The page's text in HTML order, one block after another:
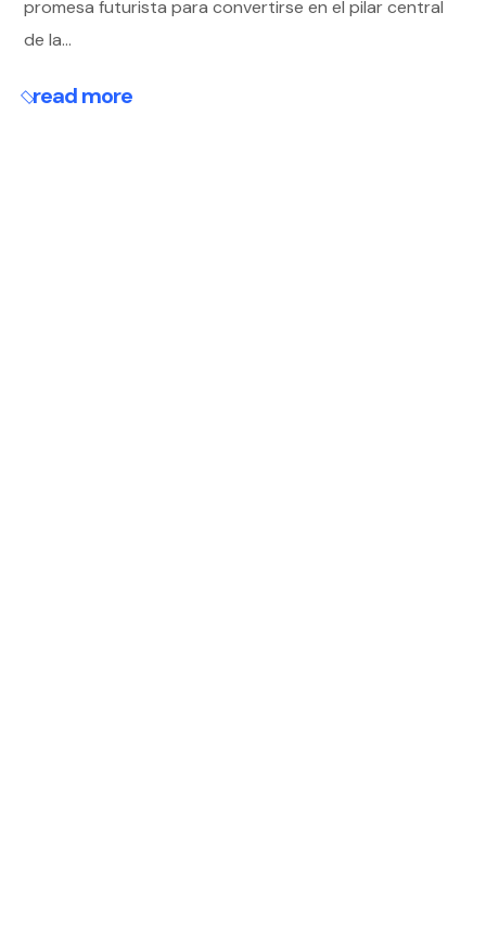
promesa futurista para convertirse en el pilar central
de la...
read more